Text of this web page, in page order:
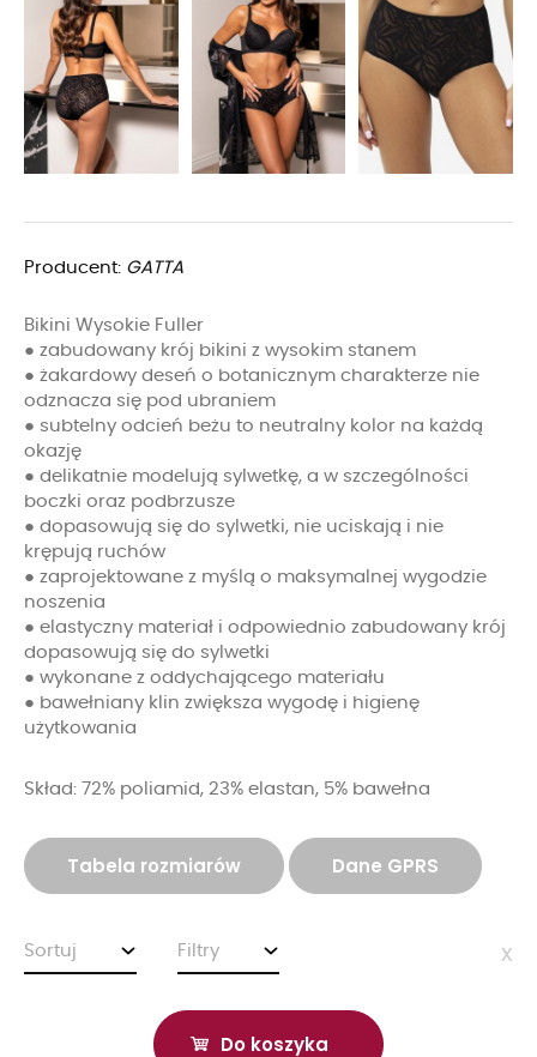
Producent: GATTA
Bikini Wysokie Fuller
● zabudowany krój bikini z wysokim stanem
● żakardowy deseń o botanicznym charakterze nie
odznacza się pod ubraniem
● subtelny odcień beżu to neutralny kolor na każdą
okazję
● delikatnie modelują sylwetkę, a w szczególności
boczki oraz podbrzusze
● dopasowują się do sylwetki, nie uciskają i nie
krępują ruchów
● zaprojektowane z myślą o maksymalnej wygodzie
noszenia
● elastyczny materiał i odpowiednio zabudowany krój
dopasowują się do sylwetki
● wykonane z oddychającego materiału
● bawełniany klin zwiększa wygodę i higienę
użytkowania
Skład: 72% poliamid, 23% elastan, 5% bawełna
Tabela rozmiarów Dane GPRS
Sortuj Filtry x
Do koszyka